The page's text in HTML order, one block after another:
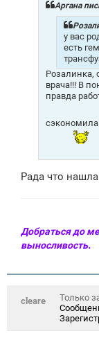
Аргана
у вас
есть
Розалинка,
врача!!! В
правда
Рада что
Добраться до
выносливость.
cleare
Только